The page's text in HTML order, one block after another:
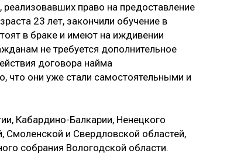
право на предоставление
23 лет, закончили обучение в
в браке и имеют на иждивении
не требуется дополнительное
договора найма
что они уже стали самостоятельными и
Кабардино-Балкарии, Ненецкого
Смоленской и Свердловской областей,
собрания Вологодской области.